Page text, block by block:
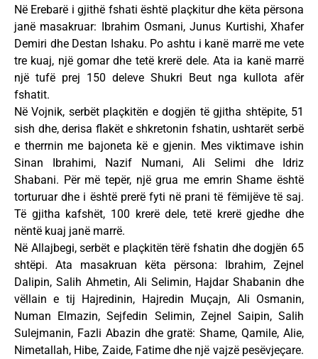
Në Erebarë i gjithë fshati është plaçkitur dhe këta përsona
janë masakruar: Ibrahim Osmani, Junus Kurtishi, Xhafer
Demiri dhe Destan Ishaku. Po ashtu i kanë marrë me vete
tre kuaj, një gomar dhe tetë krerë dele. Ata ia kanë marrë
një tufë prej 150 deleve Shukri Beut nga kullota afër
fshatit.
Në Vojnik, serbët plaçkitën e dogjën të gjitha shtëpite, 51
sish dhe, derisa flakët e shkretonin fshatin, ushtarët serbë
e therrnin me bajoneta kë e gjenin. Mes viktimave ishin
Sinan Ibrahimi, Nazif Numani, Ali Selimi dhe Idriz
Shabani. Për më tepër, një grua me emrin Shame është
torturuar dhe i është prerë fyti në prani të fëmijëve të saj.
Të gjitha kafshët, 100 krerë dele, tetë krerë gjedhe dhe
nëntë kuaj janë marrë.
Në Allajbegi, serbët e plaçkitën tërë fshatin dhe dogjën 65
shtëpi. Ata masakruan këta përsona: Ibrahim, Zejnel
Dalipin, Salih Ahmetin, Ali Selimin, Hajdar Shabanin dhe
vëllain e tij Hajredinin, Hajredin Muçajn, Ali Osmanin,
Numan Elmazin, Sejfedin Selimin, Zejnel Saipin, Salih
Sulejmanin, Fazli Abazin dhe gratë: Shame, Qamile, Alie,
Nimetallah, Hibe, Zaide, Fatime dhe një vajzë pesëvjeçare.